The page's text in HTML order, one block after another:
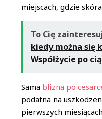
miejscach, gdzie
To Cię
kiedy można się
Współżycie po
Sama blizna po
podatna na
pierwszych